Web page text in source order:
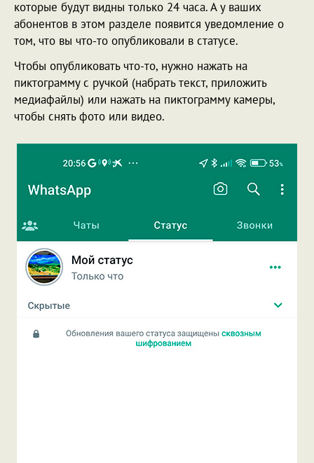
которые будут видны только 24 часа. А у ваших
абонентов в этом разделе появится уведомление о
том, что вы что-то опубликовали в статусе.
Чтобы опубликовать что-то, нужно нажать на
пиктограмму с ручкой (набрать текст, приложить
медиафайлы) или нажать на пиктограмму камеры,
чтобы снять фото или видео.